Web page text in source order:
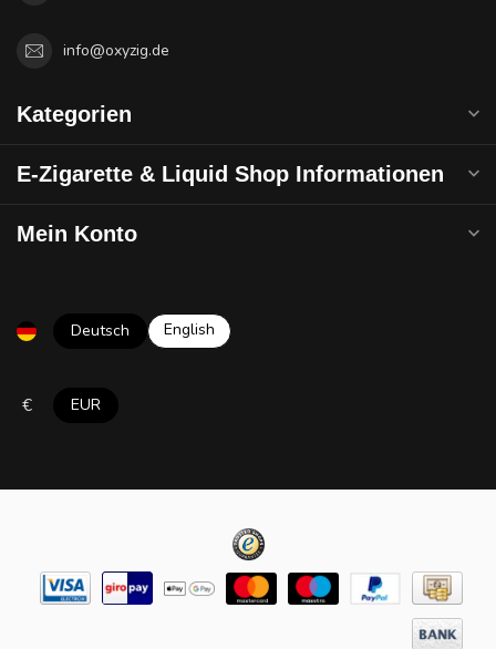
info@oxyzig.de
Kategorien
E-Zigarette & Liquid Shop Informationen
Mein Konto
Deutsch English
€ EUR